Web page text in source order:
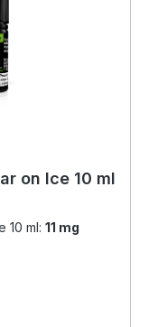
on Ice 10 ml
10 ml: 11 mg